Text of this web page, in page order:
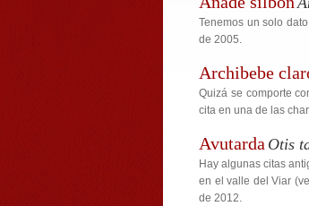
Tenemos un solo
de 2005.
Archibebe
Quizá se comporte
cita en una de las
Avutarda Otis
Hay algunas citas
en el valle del Viar
de 2012.